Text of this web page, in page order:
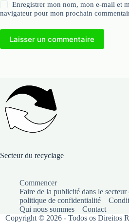
Enregistrer mon nom, mon e-mail et
navigateur pour mon prochain
Laisser un commentaire
Secteur du recyclage
Commencer
Faire de la publicité dans le
politique de confidentialité
Qui nous sommes
Contact
Copyright © 2026 - Todos os Direitos